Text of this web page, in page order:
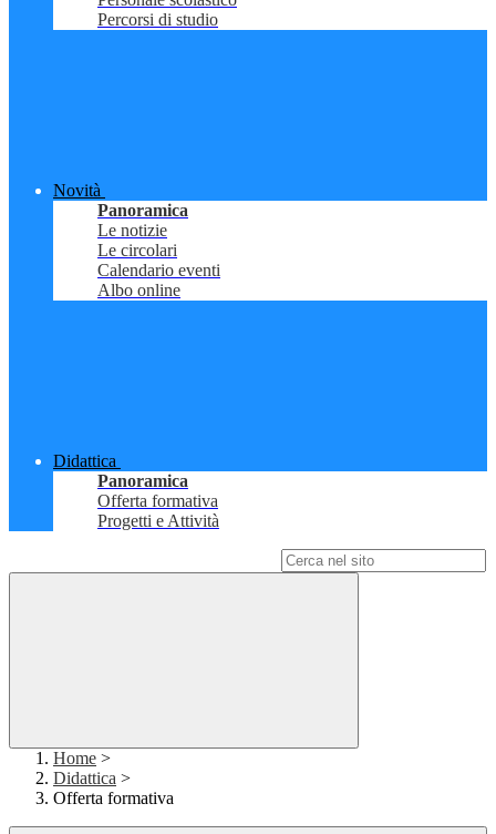
Percorsi di studio
Novità
Panoramica
Le notizie
Le circolari
Calendario eventi
Albo online
Didattica
Panoramica
Offerta formativa
Progetti e Attività
Home >
Didattica >
Offerta formativa